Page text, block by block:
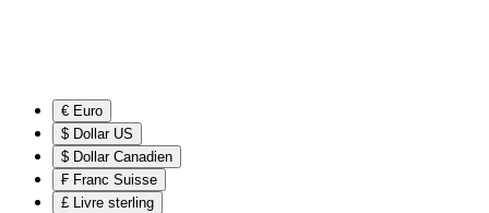
€ Euro
$ Dollar US
$ Dollar Canadien
₣ Franc Suisse
£ Livre sterling